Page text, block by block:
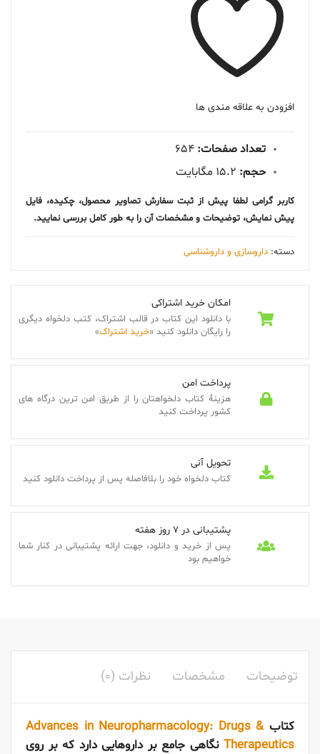
امکان خرید اشتراکی
با دانلود این کتاب در قالب اشتراک، کتب دلخواه دیگری
را رایگان دانلود کنید «خرید اشتراک»
پرداخت امن
هزینۀ کتاب دلخواهتان را از طریق امن ترین درگاه های
کشور پرداخت کنید
تحویل آنی
کتاب دلخواه خود را بلافاصله پس از پرداخت دانلود کنید
پشتیبانی در 7 روز هفته
پس از خرید و دانلود، جهت ارائه پشتیبانی در کنار شما
خواهیم بود
Drugs
Therapeutics
افزودن به علاقه مندی ها
تعداد صفحات: 654
حجم:
کاربر گرامی لطفا پیش از ثبت سفارش تصاویر محصول، چکیده، فایل
پیش نمایش، توضیحات و مشخصات آن را به طور کامل بررسی نمایید.
دسته: داروسازی و داروشناسی
توضیحات مشخصات نظرات (0)
کتابAdvances in Neuropharmacology: Drugs &
Therapeutics نگاهی جامع بر داروهایی دارد که بر روی